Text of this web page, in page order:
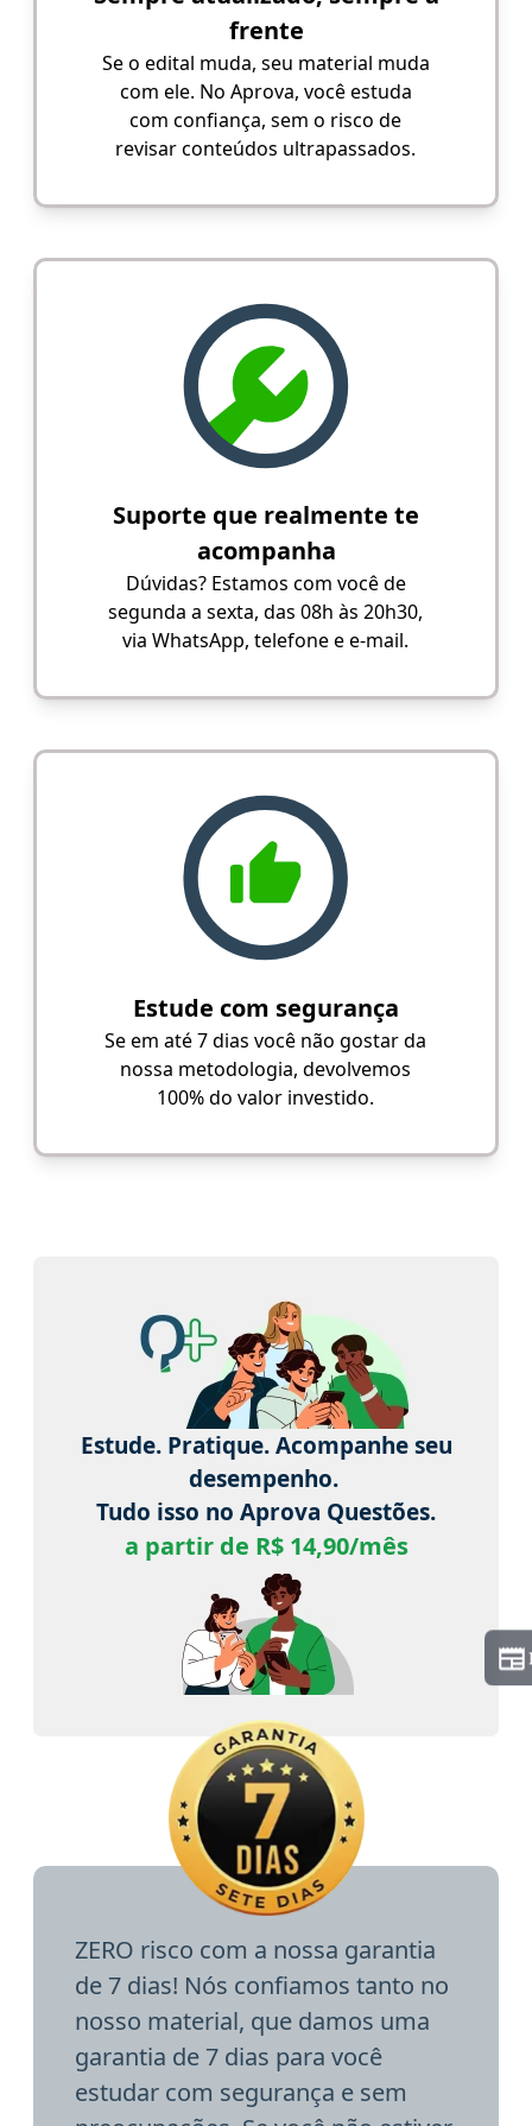
frente
Se o edital muda, seu material muda
com ele. No Aprova, você estuda
com confiança, sem o risco de
revisar conteúdos ultrapassados.
Suporte que realmente te
acompanha
Dúvidas? Estamos com você de
segunda a sexta, das 08h às 20h30,
via WhatsApp, telefone e e-mail.
Estude com segurança
Se em até 7 dias você não gostar da
nossa metodologia, devolvemos
100% do valor investido.
Estude. Pratique. Acompanhe seu
desempenho.
Tudo isso no Aprova Questões.
a partir de R$ 14,90/mês
ZERO risco com a nossa garantia
de 7 dias! Nós confiamos tanto no
nosso material, que damos uma
garantia de 7 dias para você
estudar com segurança e sem